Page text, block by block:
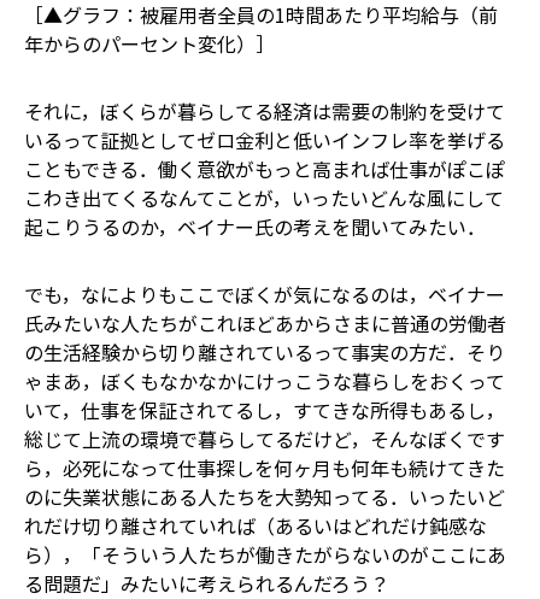
［▲グラフ：被雇用者全員の1時間あたり平均給与（前
年からのパーセント変化）］
それに，ぼくらが暮らしてる経済は需要の制約を受けて
いるって証拠としてゼロ金利と低いインフレ率を挙げる
こともできる．働く意欲がもっと高まれば仕事がぽこぽ
こわき出てくるなんてことが，いったいどんな風にして
起こりうるのか，ベイナー氏の考えを聞いてみたい．
でも，なによりもここでぼくが気になるのは，ベイナー
氏みたいな人たちがこれほどあからさまに普通の労働者
の生活経験から切り離されているって事実の方だ．そり
ゃまあ，ぼくもなかなかにけっこうな暮らしをおくって
いて，仕事を保証されてるし，すてきな所得もあるし，
総じて上流の環境で暮らしてる――だけど，そんなぼくです
ら，必死になって仕事探しを何ヶ月も何年も続けてきた
のに失業状態にある人たちを大勢知ってる．いったいど
れだけ切り離されていれば（あるいはどれだけ鈍感な
ら），「そういう人たちが働きたがらないのがここにあ
る問題だ」みたいに考えられるんだろう？